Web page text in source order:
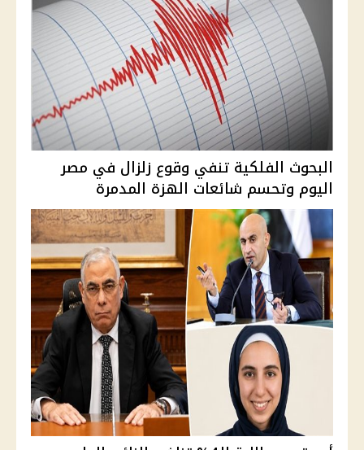
البحوث الفلكية تنفي وقوع زلزال في مصر
اليوم وتحسم شائعات الهزة المدمرة